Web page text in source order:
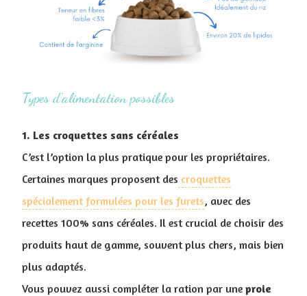
Types d’alimentation possibles
1. Les croquettes sans céréales
C’est l’option la plus pratique pour les propriétaires.
Certaines marques proposent des croquettes
spécialement formulées pour les furets, avec des
recettes 100% sans céréales. Il est crucial de choisir des
produits haut de gamme, souvent plus chers, mais bien
plus adaptés.
Vous pouvez aussi compléter la ration par une proie